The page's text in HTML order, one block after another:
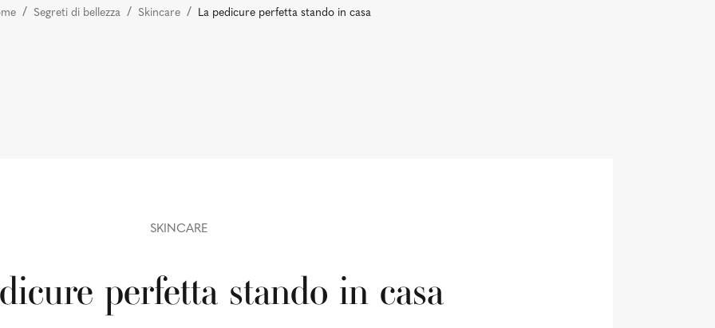
Segreti di bellezza Skincare La pedicure perfetta stando in casa
SKINCARE
perfetta stando in casa